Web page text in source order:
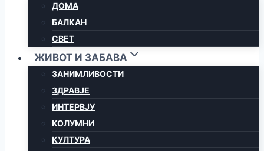
ДОМА
БАЛКАН
СВЕТ
ЖИВОТ И ЗАБАВА
ЗАНИМЛИВОСТИ
ЗДРАВЈЕ
ИНТЕРВЈУ
КОЛУМНИ
КУЛТУРА